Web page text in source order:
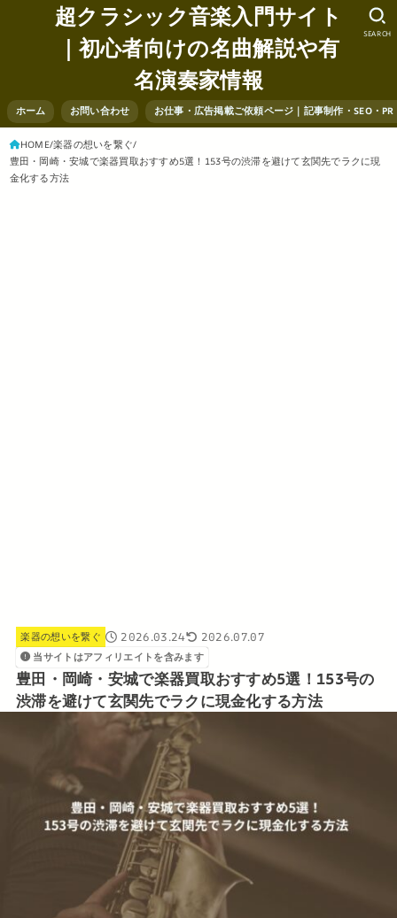
超クラシック音楽入門サイト
｜初心者向けの名曲解説や有
名演奏家情報
ホーム お問い合わせ お仕事・広告掲載ご依頼ページ｜記事制作・SEO・
SEARCH
HOME 楽器の想いを繋ぐ
豊田・岡崎・安城で楽器買取おすすめ5選！153号の渋滞を避けて玄関先でラクに現
金化する方法
楽器の想いを繋ぐ 2026.03.24 2026.07.07
当サイトはアフィリエイトを含みます
豊田・岡崎・安城で楽器買取おすすめ5選！153号の
渋滞を避けて玄関先でラクに現金化する方法